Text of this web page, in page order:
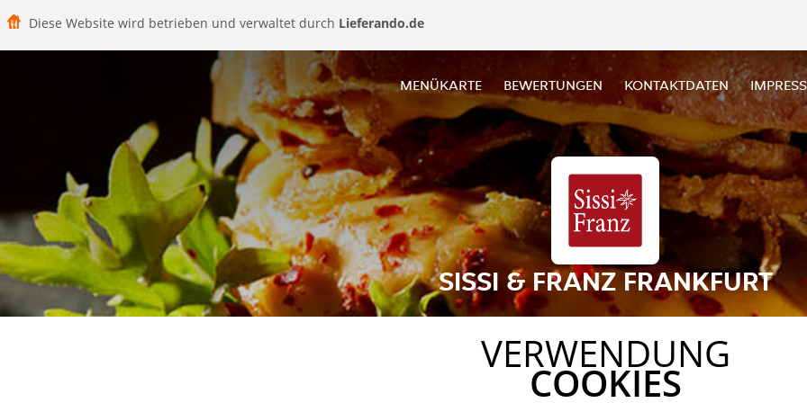
Diese Website wird betrieben und verwaltet durch Lieferando.de
MENÜKARTE BEWERTUNGEN KONTAKTDATEN
SISSI & FRANZ FRANKFURT
VERWENDUNG
COOKIES